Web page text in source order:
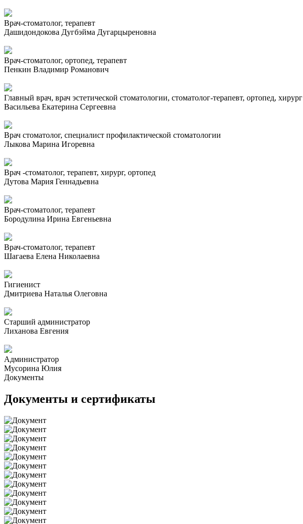
Врач-стоматолог, терапевт
Дашидондокова Дугбэйма Дугарцыреновна
Врач-стоматолог, ортопед, терапевт
Пенкин Владимир Романович
Главный врач, врач эстетической стоматологии, стоматолог-терапевт, ортопед, хирург
Васильева Екатерина Сергеевна
Врач стоматолог, специалист профилактической стоматологии
Лыкова Марина Игоревна
Врач -стоматолог, терапевт, хирург, ортопед
Дутова Мария Геннадьевна
Врач-стоматолог, терапевт
Бородулина Ирина Евгеньевна
Врач-стоматолог, терапевт
Шагаева Елена Николаевна
Гигиенист
Дмитриева Наталья Олеговна
Старший администратор
Лиханова Евгения
Администратор
Мусорина Юлия
Документы
Документы и сертификаты